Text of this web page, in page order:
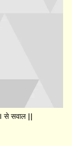
सवाल ||